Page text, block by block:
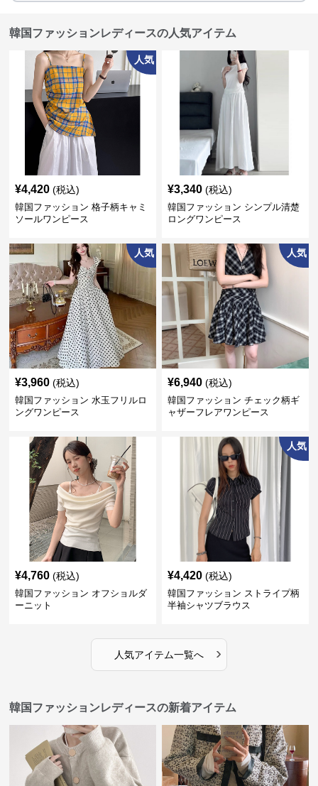
韓国ファッションレディースの人気アイテム
人気
¥4,420 (税込)
韓国ファッション 格子柄キャミ
ソールワンピース
¥3,340 (税込)
韓国ファッション シンプル清楚
ロングワンピース
人気
¥3,960 (税込)
韓国ファッション 水玉フリルロ
ングワンピース
人気
¥6,940 (税込)
韓国ファッション チェック柄ギ
ャザーフレアワンピース
¥4,760 (税込)
韓国ファッション オフショルダ
ーニット
人気
¥4,420 (税込)
韓国ファッション ストライプ柄
半袖シャツブラウス
人気アイテム一覧へ ›
韓国ファッションレディースの新着アイテム